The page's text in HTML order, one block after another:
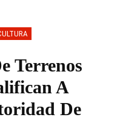
Terrenos
A
De